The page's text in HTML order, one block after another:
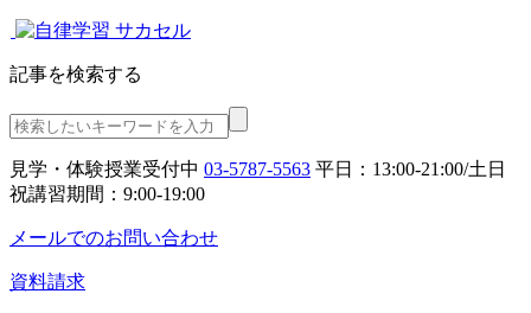
記事を検索する
見学・体験授業受付中 03-5787-5563 平日：13:00-21:00/土日
祝講習期間：9:00-19:00
メールでのお問い合わせ
資料請求